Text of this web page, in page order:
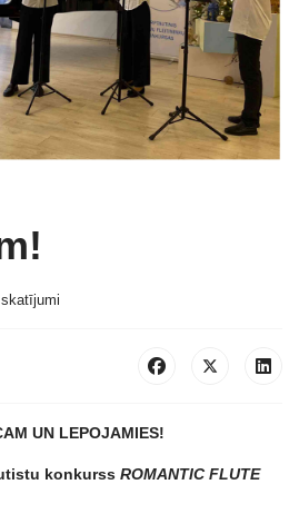
UN LEPOJAMIES!
konkurss ROMANTIC FLUTE